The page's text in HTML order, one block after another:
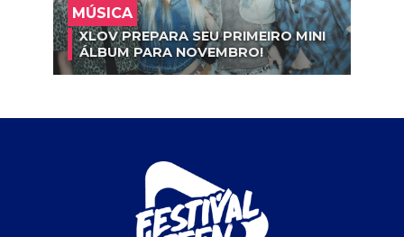
MÚSICA
XLOV PREPARA SEU PRIMEIRO MINI
ÁLBUM PARA NOVEMBRO!